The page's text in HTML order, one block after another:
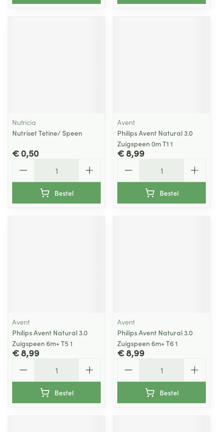
Nutricia
Nutriset Tetine/ Speen
€ 0,50
Bestel
Avent
Philips Avent Natural 3.0
Zuigspeen 0m T1 1
€ 8,99
Bestel
Avent
Philips Avent Natural 3.0
Zuigspeen 6m+ T5 1
€ 8,99
Bestel
Avent
Philips Avent Natural 3.0
Zuigspeen 6m+ T6 1
€ 8,99
Bestel